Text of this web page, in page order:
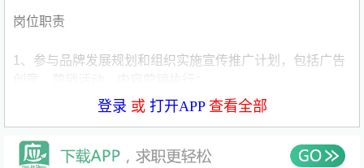
岗位职责
1、参与品牌发展规划和组织实施宣传推广计划，包括广告
2、负责项目中的子模块执行，包括但不限于内容营销、达
3、了解并助力业务，通过线上线下资源整合，促进用户与
商户之间的联合营销合作，打造有影响力的市场合作案例落
登录 或 打开APP查看全部